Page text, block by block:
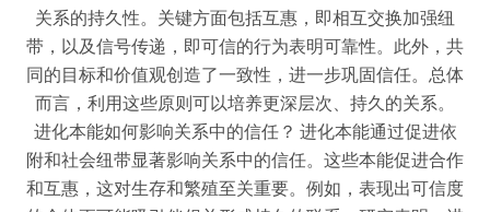
关系的持久性。关键方面包括互惠，即相互交换加强纽
带，以及信号传递，即可信的行为表明可靠性。此外，共
同的目标和价值观创造了一致性，进一步巩固信任。总体
而言，利用这些原则可以培养更深层次、持久的关系。
进化本能如何影响关系中的信任？ 进化本能通过促进依
附和社会纽带显著影响关系中的信任。这些本能促进合作
和互惠，这对生存和繁殖至关重要。例如，表现出可信度